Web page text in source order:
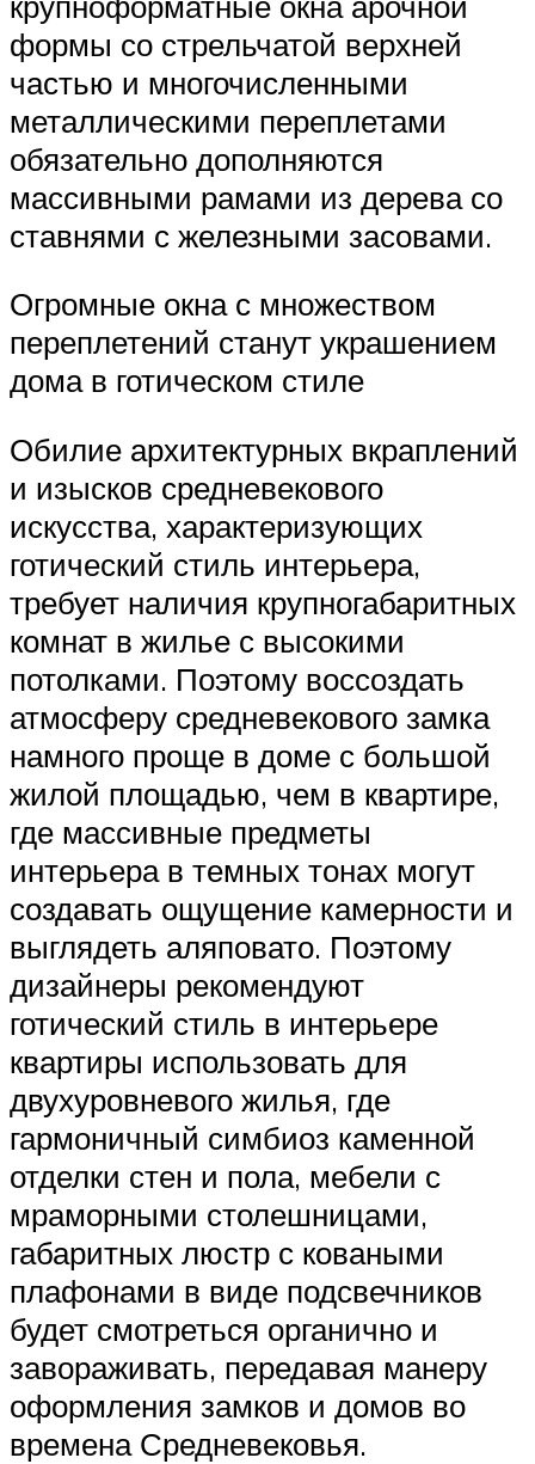
формы со стрельчатой верхней
частью и многочисленными
металлическими переплетами
обязательно дополняются
массивными рамами из дерева со
ставнями с железными засовами.
Огромные окна с множеством
переплетений станут украшением
дома в готическом стиле
Обилие архитектурных вкраплений
и изысков средневекового
искусства, характеризующих
готический стиль интерьера,
требует наличия крупногабаритных
комнат в жилье с высокими
потолками. Поэтому воссоздать
атмосферу средневекового замка
намного проще в доме с большой
жилой площадью, чем в квартире,
где массивные предметы
интерьера в темных тонах могут
создавать ощущение камерности и
выглядеть аляповато. Поэтому
дизайнеры рекомендуют
готический стиль в интерьере
квартиры использовать для
двухуровневого жилья, где
гармоничный симбиоз каменной
отделки стен и пола, мебели с
мраморными столешницами,
габаритных люстр с коваными
плафонами в виде подсвечников
будет смотреться органично и
завораживать, передавая манеру
оформления замков и домов во
времена Средневековья.